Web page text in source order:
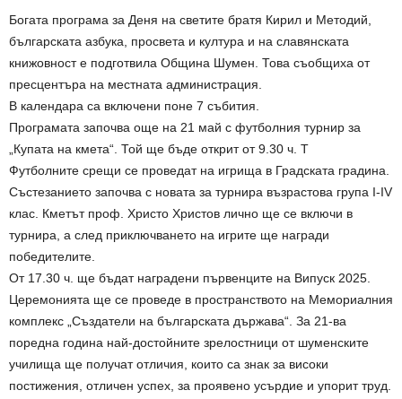
Богата програма за Деня на светите братя Кирил и Методий,
българската азбука, просвета и култура и на славянската
книжовност е подготвила Община Шумен. Това съобщиха от
пресцентъра на местната администрация.
В календара са включени поне 7 събития.
Програмата започва още на 21 май с футболния турнир за
„Купата на кмета“. Той ще бъде открит от 9.30 ч. Т
Футболните срещи се проведат на игрища в Градската градина.
Състезанието започва с новата за турнира възрастова група I-IV
клас. Кметът проф. Христо Христов лично ще се включи в
турнира, а след приключването на игрите ще награди
победителите.
От 17.30 ч. ще бъдат наградени първенците на Випуск 2025.
Церемонията ще се проведе в пространството на Мемориалния
комплекс „Създатели на българската държава“. За 21-ва
поредна година най-достойните зрелостници от шуменските
училища ще получат отличия, които са знак за високи
постижения, отличен успех, за проявено усърдие и упорит труд.